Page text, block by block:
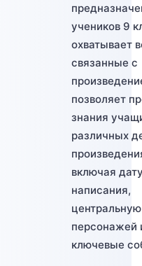
учеников 9
охватывает
связанные с
позволяет
знания
различных
включая
написания,
персонажей
ключевые